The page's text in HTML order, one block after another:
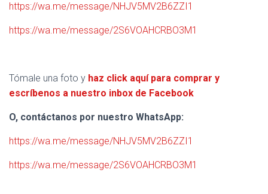
https://wa.me/message/NHJV5MV2B6ZZI1
https://wa.me/message/2S6VOAHCRBO3M1
Tómale una foto y haz click aquí para comprar y
escríbenos a nuestro inbox de Facebook
O, contáctanos por nuestro WhatsApp:
https://wa.me/message/NHJV5MV2B6ZZI1
https://wa.me/message/2S6VOAHCRBO3M1